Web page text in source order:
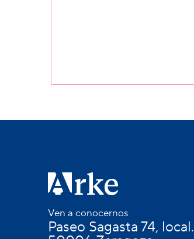
Ven a conocernos
Paseo Sagasta 74, local.